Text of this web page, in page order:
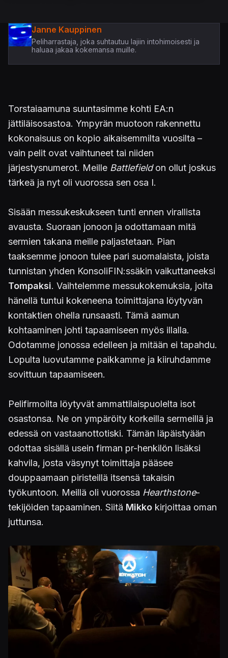
Janne Kauppinen
Peliharrastaja, joka suhtautuu lajiin intohimoisesti ja
haluaa jakaa kokemansa muille.
Torstaiaamuna suuntasimme kohti EA:n
jättiläisosastoa. Ympyrän muotoon rakennettu
kokonaisuus on kopio aikaisemmilta vuosilta –
vain pelit ovat vaihtuneet tai niiden
järjestysnumerot. Meille Battlefieldon ollut joskus
tärkeä ja nyt oli vuorossa sen osa I.
Sisään messukeskukseen tunti ennen virallista
avausta. Suoraan jonoon ja odottamaan mitä
sermien takana meille paljastetaan. Pian
taaksemme jonoon tulee pari suomalaista, joista
tunnistan yhden KonsoliFIN:ssäkin vaikuttaneeksi
Tompaksi. Vaihtelemme messukokemuksia, joita
hänellä tuntui kokeneena toimittajana löytyvän
kontaktien ohella runsaasti. Tämä aamun
kohtaaminen johti tapaamiseen myös illalla.
Odotamme jonossa edelleen ja mitään ei tapahdu.
Lopulta luovutamme paikkamme ja kiiruhdamme
sovittuun tapaamiseen.
Pelifirmoilta löytyvät ammattilaispuolelta isot
osastonsa. Ne on ympäröity korkeilla sermeillä ja
edessä on vastaanottotiski. Tämän läpäistyään
odottaa sisällä usein firman pr-henkilön lisäksi
kahvila, josta väsynyt toimittaja pääsee
douppaamaan piristeillä itsensä takaisin
työkuntoon. Meillä oli vuorossa Hearthstone-
tekijöiden tapaaminen. Siitä Mikko kirjoittaa oman
juttunsa.
Kuva